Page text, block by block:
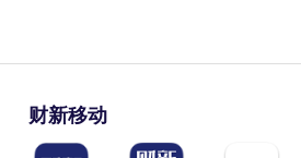
财新移动